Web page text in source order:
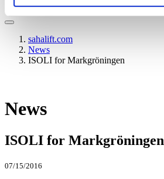
sahalift.com
News
ISOLI for Markgröningen
News
ISOLI for Markgröningen
07/15/2016